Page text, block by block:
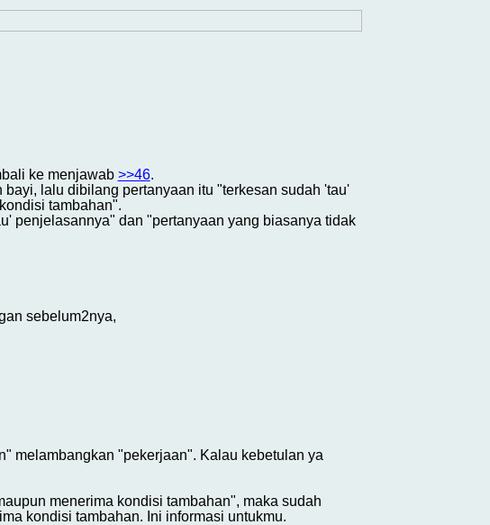
ke menjawab >>46.
lalu dibilang pertanyaan itu "terkesan sudah 'tau'
tambahan".
penjelasannya" dan "pertanyaan yang biasanya tidak
sebelum2nya,
melambangkan "pekerjaan". Kalau kebetulan ya
menerima kondisi tambahan", maka sudah
kondisi tambahan. Ini informasi untukmu.